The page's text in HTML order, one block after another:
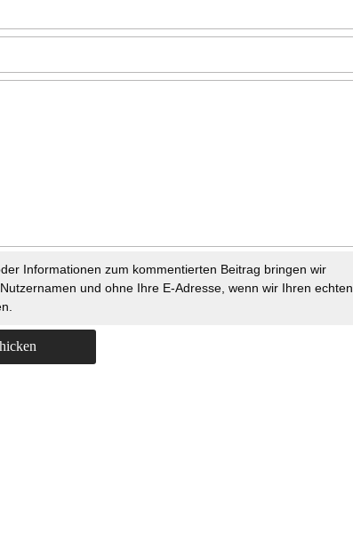
Informationen zum kommentierten Beitrag bringen wir
und ohne Ihre E-Adresse, wenn wir Ihren echten